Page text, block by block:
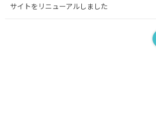
サイトをリニューアルしました